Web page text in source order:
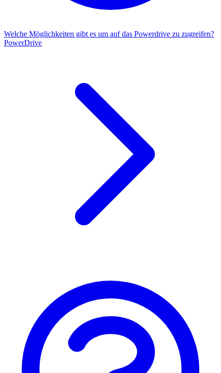
Welche Möglichkeiten gibt es um auf das Powerdrive zu zugreifen?
PowerDrive